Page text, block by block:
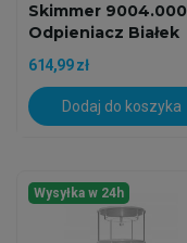
Skimmer 9004.000
Odpieniacz Białek
Do...
614,99 zł
Dodaj do koszyka
Wysyłka w 24h